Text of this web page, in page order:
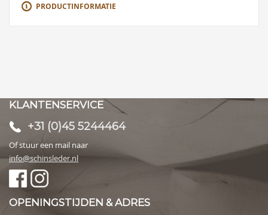
PRODUCTINFORMATIE
KLANTENSERVICE
+31 (0)45 5244464
Of stuur een mail naar
info@schinsleder.nl
OPENINGSTIJDEN & ADRES